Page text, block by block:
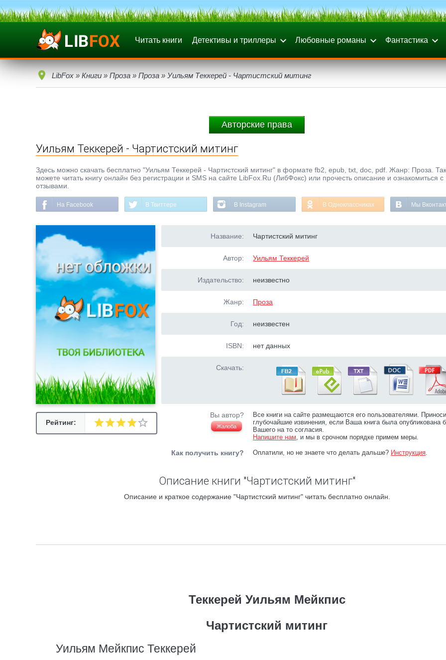
Читать книги Детективы и триллеры Любовные романы Фантастика
LibFox » Книги » Проза » Проза » Уильям Теккерей - Чартистский митинг
Авторские права
Уильям Теккерей - Чартистский митинг
Здесь можно скачать бесплатно "Уильям Теккерей - Чартистский митинг" в формате fb2, epub, txt, doc, pdf. Жанр: Проза.
можете читать книгу онлайн без регистрации и SMS на сайте LibFox.Ru (ЛибФокс) или прочесть описание и ознакомиться с
отзывами.
На Facebook В Твиттере В Instagram В Одноклассниках Мы
Рейтинг:
Название: Чартистский митинг
Автор: Уильям Теккерей
Издательство: неизвестно
Жанр: Проза
Год: неизвестен
ISBN: нет данных
Скачать:
Вы автор?
Жалоба
Все книги на сайте размещаются его пользователями.
глубочайшие извинения, если Ваша книга была опубликована
Вашего на то согласия.
Напишите нам, и мы в срочном порядке примем меры.
Как получить книгу? Оплатили, но не знаете что делать дальше? Инструкция.
Описание книги "Чартистский митинг"
Описание и краткое содержание "Чартистский митинг" читать бесплатно онлайн.
Теккерей Уильям Мейкпис
Чартистский митинг
Уильям Мейкпис Теккерей